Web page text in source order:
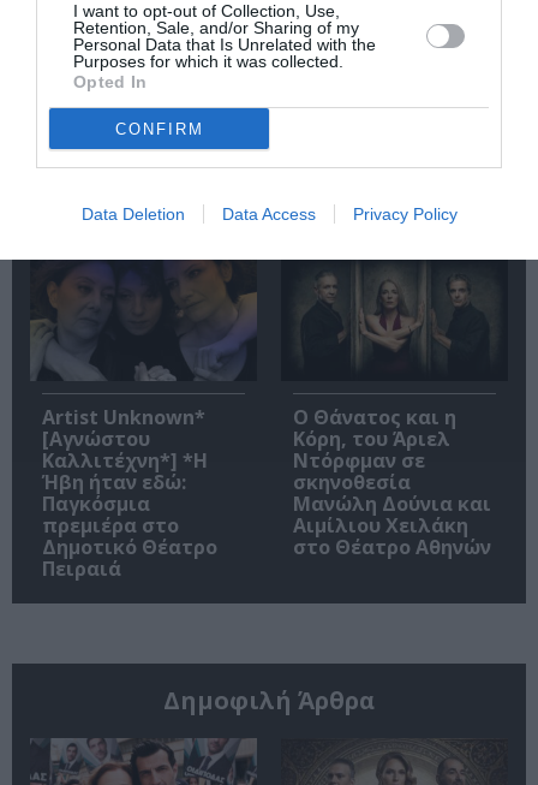
I want to opt-out of Collection, Use,
Retention, Sale, and/or Sharing of my
Personal Data that Is Unrelated with the
Purposes for which it was collected.
Opted In
CONFIRM
Data Deletion Data Access Privacy Policy
«ΖΗΤΩ τα λαϊκά
κορίτσια!», του
Παντελή Αμπαζή
στο Θέατρο
Ειρήνη – Μια
από τον Νίκο
Θέατρο Βράχων
Artist Unknown*
[Αγνώστου
Καλλιτέχνη*] *Η
Ήβη ήταν εδώ:
Παγκόσμια
πρεμιέρα στο
Δημοτικό Θέατρο
Πειραιά
Ο Θάνατος και η
Κόρη, του Άριελ
Ντόρφμαν σε
σκηνοθεσία
Μανώλη Δούνια και
Αιμίλιου Χειλάκη
στο Θέατρο Αθηνών
Δημοφιλή Άρθρα